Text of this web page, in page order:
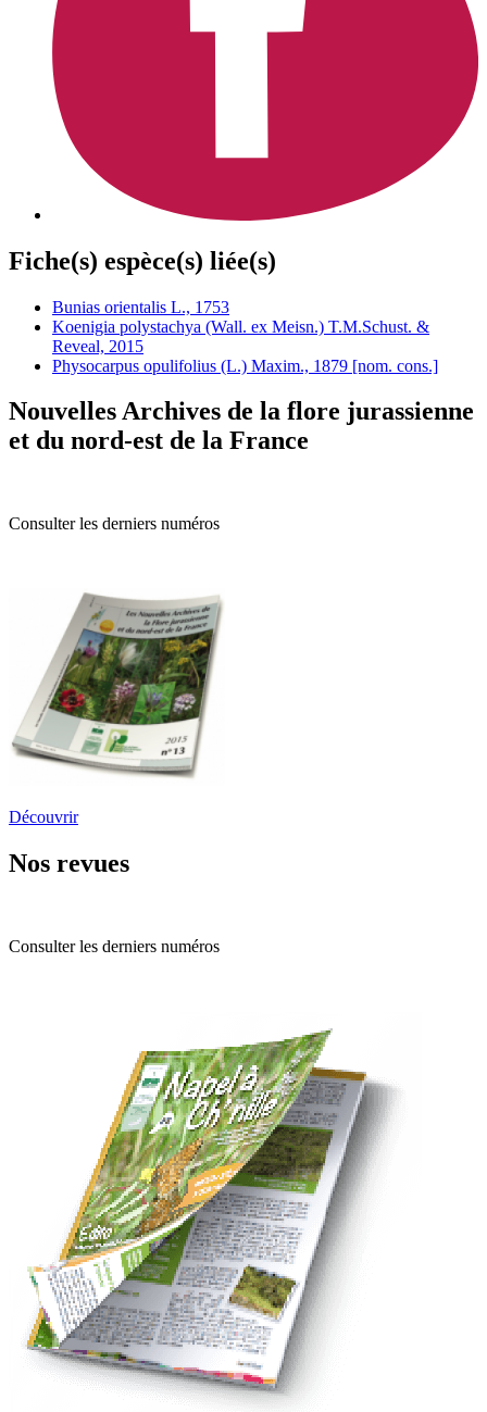
Fiche(s) espèce(s) liée(s)
Bunias orientalis L., 1753
Koenigia polystachya (Wall. ex Meisn.) T.M.Schust. &
Reveal, 2015
Physocarpus opulifolius (L.) Maxim., 1879 [nom. cons.]
Nouvelles Archives de la flore jurassienne
et du nord-est de la France
Consulter les derniers numéros
Découvrir
Nos revues
Consulter les derniers numéros